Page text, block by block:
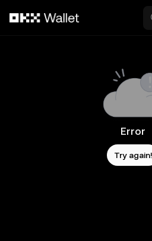
Error
Try again!